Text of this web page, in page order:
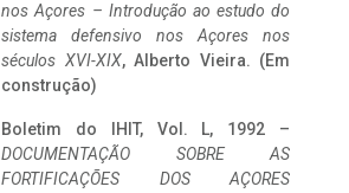
nos Açores – Introdução ao estudo do
sistema defensivo nos Açores nos
séculos XVI-XIX, Alberto Vieira. (Em
construção)
Boletim do IHIT, Vol. L, 1992 –
DOCUMENTAÇÃO SOBRE AS
FORTIFICAÇÕES DOS AÇORES